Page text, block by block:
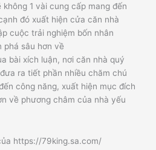
1 vài cung cấp mang đến
đó xuất hiện cửa căn nhà
cuộc trải nghiệm bốn nhân
phá sâu hơn về
bài xích luận, nơi căn nhà quý
ra tiết phần nhiều chăm chú
công năng, xuất hiện mục đích
về phương châm của nhà yếu
https://79king.sa.com/